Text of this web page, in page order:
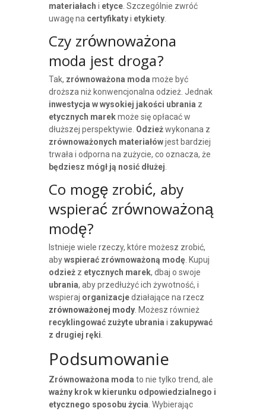
materiałach i etyce. Szczególnie zwróć
uwagę na certyfikatyi etykiety.
Czy zrównoważona
moda jest droga?
Tak, zrównoważona moda może być
droższa niż konwencjonalna odzież. Jednak
inwestycja w wysokiej jakości ubrania z
etycznych marekmoże się opłacać w
dłuższej perspektywie. Odzieżwykonana z
zrównoważonych materiałówjest bardziej
trwała i odporna na zużycie, co oznacza, że ​​
będziesz mógł ją nosić dłużej
Co mogę zrobić, aby
wspierać zrównoważoną
modę?
Istnieje wiele rzeczy, które możesz zrobić,
abywspierać zrównoważoną modę. Kupuj
odzieżz etycznych marek, dbaj o swoje
ubrania, aby przedłużyć ich żywotność, i
wspieraj organizacjedziałające na rzecz
zrównoważonej mody. Możesz również
recyklingować zużyte ubrania i zakupywać
z drugiej ręki
Podsumowanie
Zrównoważona moda to nie tylko trend, ale
ważny krok w kierunku odpowiedzialnego i
etycznego sposobu życia . Wybierając